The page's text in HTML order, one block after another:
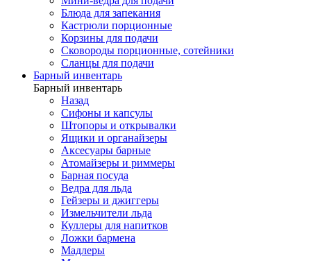
Блюда для запекания
Кастрюли порционные
Корзины для подачи
Сковороды порционные, сотейники
Сланцы для подачи
Барный инвентарь
Барный инвентарь
Назад
Сифоны и капсулы
Штопоры и открывалки
Ящики и органайзеры
Аксесуары барные
Атомайзеры и риммеры
Барная посуда
Ведра для льда
Гейзеры и джиггеры
Измельчители льда
Куллеры для напитков
Ложки бармена
Мадлеры